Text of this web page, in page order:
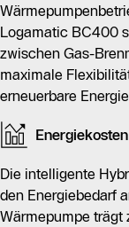
Logamatic BC400
zwischen Gas-
maximale
erneuerbare
Energiekosten
Die intelligente
den Energiebedarf
Wärmepumpe trägt